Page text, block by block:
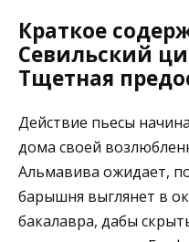
Краткое
Севильский
Тщетная
Действие пьесы
дома своей
Альмавива ожидает,
барышня выглянет в
бакалавра, дабы